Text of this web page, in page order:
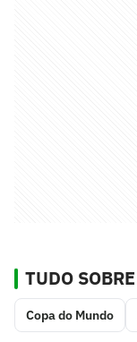
TUDO SOBRE
Copa do Mundo